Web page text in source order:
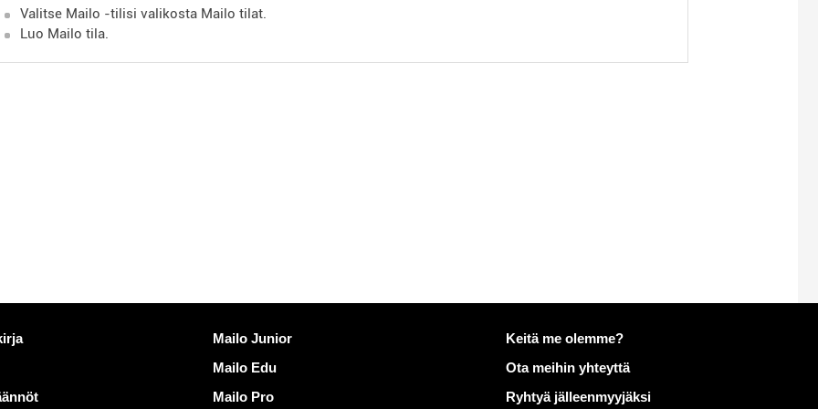
Valitse Mailo -tilisi valikosta Mailo tilat.
Luo Mailo tila.
Löydä Mailo
Mailo Junior
Mailo Edu
Mailo Pro
Lisätietoja aiheesta Mailo
Keitä me olemme?
Ota meihin yhteyttä
Ryhtyä jälleenmyyjäksi